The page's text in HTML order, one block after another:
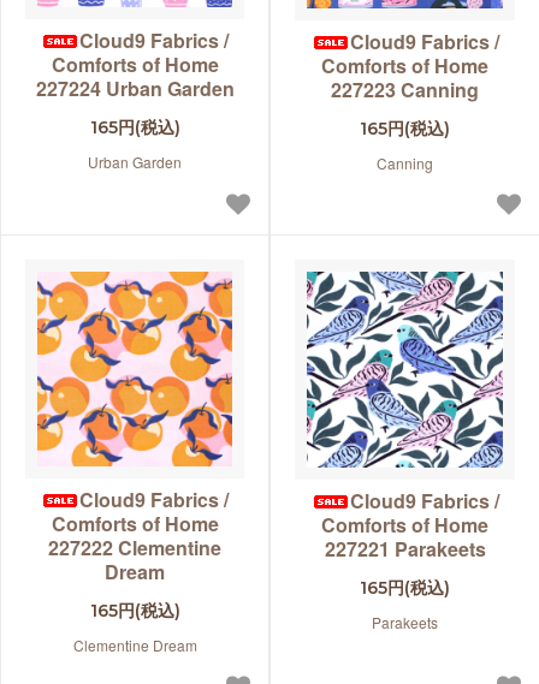
Cloud9 Fabrics /
Comforts of Home
227224 Urban Garden
165円(税込)
Urban Garden
Cloud9 Fabrics /
Comforts of Home
227223 Canning
165円(税込)
Canning
Cloud9 Fabrics /
Comforts of Home
227222 Clementine
Dream
165円(税込)
Clementine Dream
Cloud9 Fabrics /
Comforts of Home
227221 Parakeets
165円(税込)
Parakeets